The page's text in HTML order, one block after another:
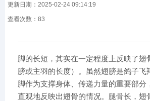
更新日期：2025-02-24 09:14:19
查看次数： 83
脚的长短，其实在一定程度上反映了翅
膀或主羽的长度）。虽然翅膀是鸽子飞
脚作为支撑身体、传递力量的重要部分
直观地反映出翅骨的情况。腿骨长，翅